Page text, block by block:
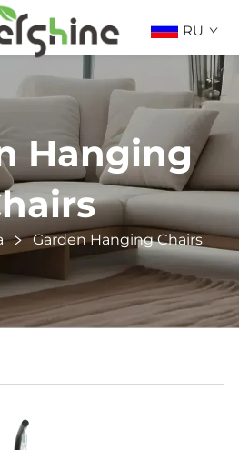
RU
Hanging
Garden Hanging Chairs